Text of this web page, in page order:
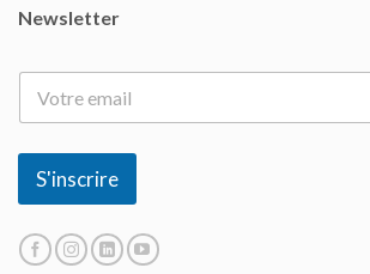
Newsletter
m
a
S'inscrire